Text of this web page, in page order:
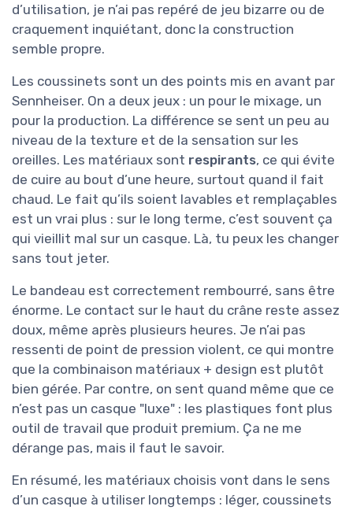
d’utilisation, je n’ai pas repéré de jeu bizarre ou de
craquement inquiétant, donc la construction
semble propre.
Les coussinets sont un des points mis en avant par
Sennheiser. On a deux jeux : un pour le mixage, un
pour la production. La différence se sent un peu au
niveau de la texture et de la sensation sur les
oreilles. Les matériaux sont respirants, ce qui évite
de cuire au bout d’une heure, surtout quand il fait
chaud. Le fait qu’ils soient lavables et remplaçables
est un vrai plus : sur le long terme, c’est souvent ça
qui vieillit mal sur un casque. Là, tu peux les changer
sans tout jeter.
Le bandeau est correctement rembourré, sans être
énorme. Le contact sur le haut du crâne reste assez
doux, même après plusieurs heures. Je n’ai pas
ressenti de point de pression violent, ce qui montre
que la combinaison matériaux + design est plutôt
bien gérée. Par contre, on sent quand même que ce
n’est pas un casque "luxe" : les plastiques font plus
outil de travail que produit premium. Ça ne me
dérange pas, mais il faut le savoir.
En résumé, les matériaux choisis vont dans le sens
d’un casque à utiliser longtemps : léger, coussinets